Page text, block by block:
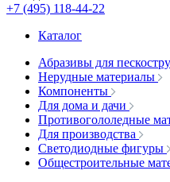
+7 (495) 118-44-22
Каталог
Абразивы для
Нерудные материалы
Компоненты
Для дома и дачи
Противогололедные
Для производства
Светодиодные фигуры
Общестроительные